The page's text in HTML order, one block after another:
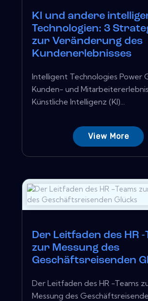
KI und andere
Technologien: 3
zur Veränderung des
Kundenerlebnisses
Intelligent Technologies Power
Kunden- und
Künstliche Intelligenz (KI)...
View More
Der Leitfaden des HR -
zur Messung des
Geschäftsreisenden
Der Leitfaden des HR -Teams
Messung des